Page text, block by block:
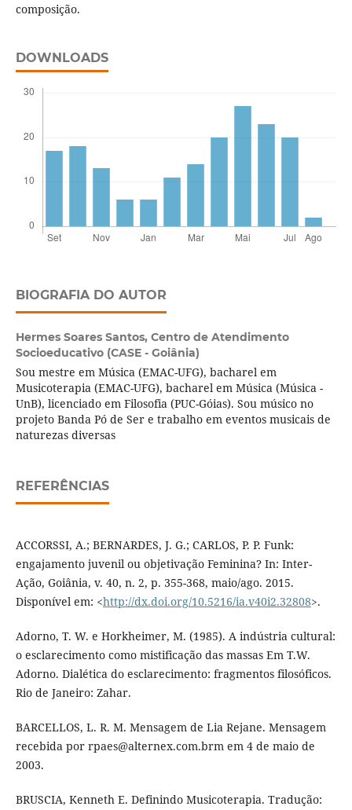
composição.
DOWNLOADS
BIOGRAFIA DO AUTOR
Hermes Soares Santos, Centro de Atendimento
Socioeducativo (CASE - Goiânia)
Sou mestre em Música (EMAC-UFG), bacharel em
Musicoterapia (EMAC-UFG), bacharel em Música (Música -
UnB), licenciado em Filosofia (PUC-Góias). Sou músico no
projeto Banda Pó de Ser e trabalho em eventos musicais de
naturezas diversas
REFERÊNCIAS
ACCORSSI, A.; BERNARDES, J. G.; CARLOS, P. P. Funk:
engajamento juvenil ou objetivação Feminina? In: Inter-
Ação, Goiânia, v. 40, n. 2, p. 355-368, maio/ago. 2015.
Disponí­vel em: <http://dx.doi.org/10.5216/ia.v40i2.32808>.
Adorno, T. W. e Horkheimer, M. (1985). A indústria cultural:
o esclarecimento como mistificação das massas Em T.W.
Adorno. Dialética do esclarecimento: fragmentos filosóficos.
Rio de Janeiro: Zahar.
BARCELLOS, L. R. M. Mensagem de Lia Rejane. Mensagem
recebida por rpaes@alternex.com.brm em 4 de maio de
2003.
BRUSCIA, Kenneth E. Definindo Musicoterapia. Tradução: